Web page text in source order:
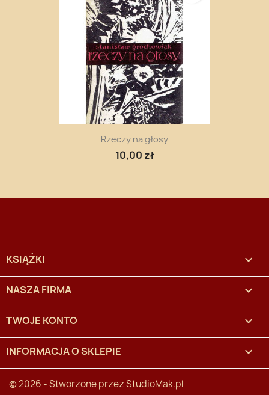
Rzeczy na głosy
10,00 zł
KSIĄŻKI 
NASZA FIRMA 
TWOJE KONTO 
INFORMACJA O SKLEPIE keyboard_arrow_down
© 2026 - Stworzone przezStudioMak.pl